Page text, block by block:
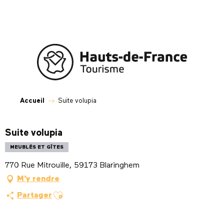
Accueil Suite volupia
Suite volupia
MEUBLÉS ET GÎTES
770 Rue Mitrouille, 59173 Blaringhem
M'y rendre
Partager Ajouter aux favoris